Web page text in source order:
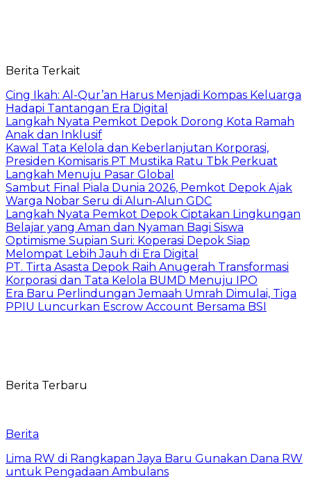
Berita Terkait
Cing Ikah: Al-Qur’an Harus Menjadi Kompas Keluarga
Hadapi Tantangan Era Digital
Langkah Nyata Pemkot Depok Dorong Kota Ramah
Anak dan Inklusif
Kawal Tata Kelola dan Keberlanjutan Korporasi,
Presiden Komisaris PT Mustika Ratu Tbk Perkuat
Langkah Menuju Pasar Global
Sambut Final Piala Dunia 2026, Pemkot Depok Ajak
Warga Nobar Seru di Alun-Alun GDC
Langkah Nyata Pemkot Depok Ciptakan Lingkungan
Belajar yang Aman dan Nyaman Bagi Siswa
Optimisme Supian Suri: Koperasi Depok Siap
Melompat Lebih Jauh di Era Digital
PT. Tirta Asasta Depok Raih Anugerah Transformasi
Korporasi dan Tata Kelola BUMD Menuju IPO
Era Baru Perlindungan Jemaah Umrah Dimulai, Tiga
PPIU Luncurkan Escrow Account Bersama BSI
Berita Terbaru
Berita
Lima RW di Rangkapan Jaya Baru Gunakan Dana RW
untuk Pengadaan Ambulans